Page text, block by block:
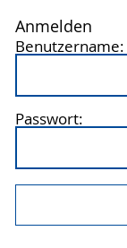
Anmelden
Benutzername:
Passwort: